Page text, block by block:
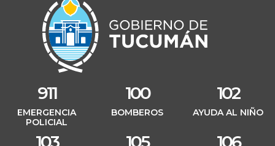
911
EMERGENCIA
POLICIAL
100
BOMBEROS
102
AYUDA AL NIÑO
103 105 106